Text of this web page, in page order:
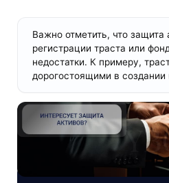
Важно отметить, что защита
регистрации траста или
недостатки. К примеру,
дорогостоящими в создании